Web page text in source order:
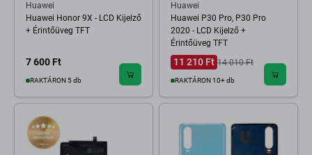
Huawei
Huawei Honor 9X - LCD Kijelző
+ Érintőüveg TFT
7 600 Ft
RAKTÁRON 5 db
Huawei
Huawei P30 Pro, P30 Pro
2020 - LCD Kijelző +
Érintőüveg TFT
11 210 Ft 14 010 Ft
RAKTÁRON 10+ db